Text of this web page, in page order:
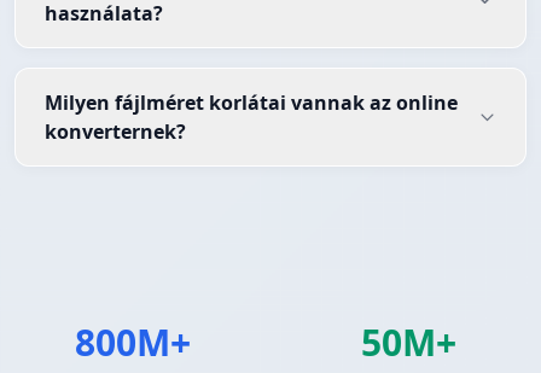
használata?
Milyen fájlméret korlátai vannak az online
konverternek?
800M+ 50M+